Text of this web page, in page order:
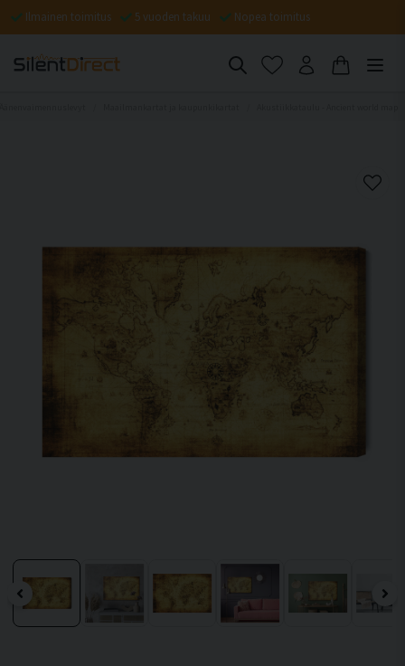
Ilmainen toimitus 5 vuoden takuu Nopea toimitus